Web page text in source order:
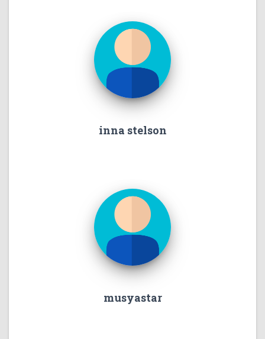
inna stelson
musyastar